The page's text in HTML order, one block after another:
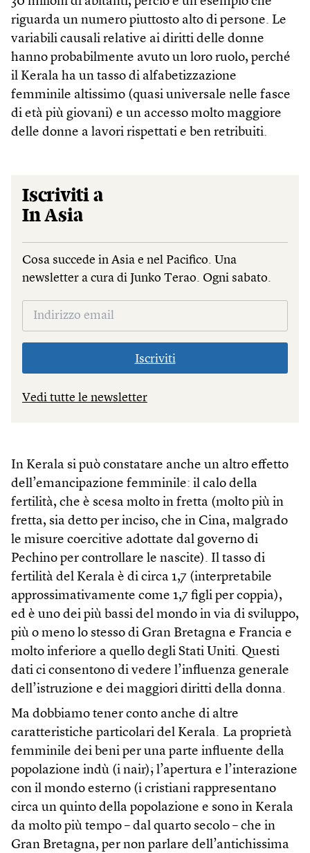
riguarda un numero piuttosto alto di persone. Le
variabili causali relative ai diritti delle donne
hanno probabilmente avuto un loro ruolo, perché
il Kerala ha un tasso di alfabetizzazione
femminile altissimo (quasi universale nelle fasce
di età più giovani) e un accesso molto maggiore
delle donne a lavori rispettati e ben retribuiti.
Iscriviti a
In Asia
Cosa succede in Asia e nel Pacifico. Una
newsletter a cura di Junko Terao. Ogni sabato.
Iscriviti
Vedi tutte le newsletter
In Kerala si può constatare anche un altro effetto
dell’emancipazione femminile: il calo della
fertilità, che è scesa molto in fretta (molto più in
fretta, sia detto per inciso, che in Cina, malgrado
le misure coercitive adottate dal governo di
Pechino per controllare le nascite). Il tasso di
fertilità del Kerala è di circa 1,7 (interpretabile
approssimativamente come 1,7 figli per coppia),
ed è uno dei più bassi del mondo in via di sviluppo,
più o meno lo stesso di Gran Bretagna e Francia e
molto inferiore a quello degli Stati Uniti. Questi
dati ci consentono di vedere l’influenza generale
dell’istruzione e dei maggiori diritti della donna.
Ma dobbiamo tener conto anche di altre
caratteristiche particolari del Kerala. La proprietà
femminile dei beni per una parte influente della
popolazione indù (i nair); l’apertura e l’interazione
con il mondo esterno (i cristiani rappresentano
circa un quinto della popolazione e sono in Kerala
da molto più tempo – dal quarto secolo – che in
Gran Bretagna, per non parlare dell’antichissima